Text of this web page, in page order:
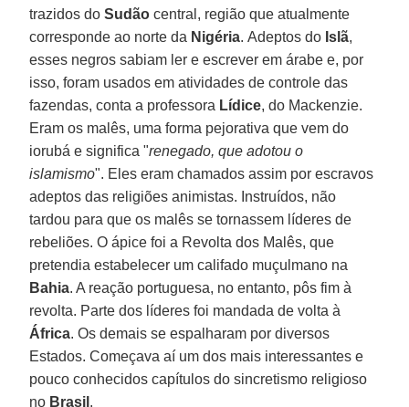
trazidos doSudão central, região que atualmente
corresponde ao norte da Nigéria. Adeptos do Islã,
esses negros sabiam ler e escrever em árabe e, por
isso, foram usados em atividades de controle das
fazendas, conta a professora Lídice, do Mackenzie.
Eram os malês, uma forma pejorativa que vem do
iorubá e significa "renegado, que adotou o
islamismo". Eles eram chamados assim por escravos
adeptos das religiões animistas. Instruídos, não
tardou para que os malês se tornassem líderes de
rebeliões. O ápice foi a Revolta dos Malês, que
pretendia estabelecer um califado muçulmano na
Bahia. A reação portuguesa, no entanto, pôs fim à
revolta. Parte dos líderes foi mandada de volta à
África. Os demais se espalharam por diversos
Estados. Começava aí um dos mais interessantes e
pouco conhecidos capítulos do sincretismo religioso
no Brasil .